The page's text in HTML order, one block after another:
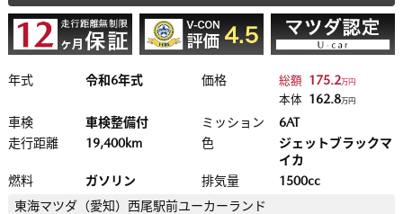
年式 令和6年式 価格 総額 175.2万円
本体 162.8万円
車検 車検整備付 ミッション
6AT
走行距離
19,400km 色
ジェットブラックマ
イカ
燃料
ガソリン 排気量
1500cc
東海マツダ（愛知） 西尾駅前ユーカーランド